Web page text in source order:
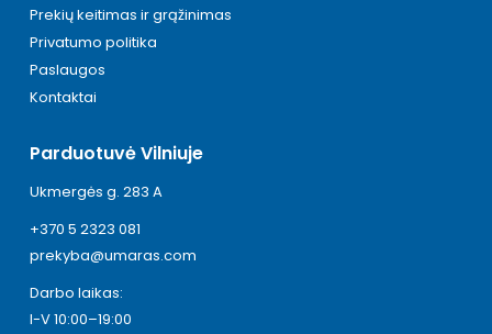
Prekių keitimas ir grąžinimas
Privatumo politika
Paslaugos
Kontaktai
Parduotuvė Vilniuje
Ukmergės g. 283 A
+370 5 2323 081
prekyba@umaras.com
Darbo laikas:
I-V 10:00–19:00